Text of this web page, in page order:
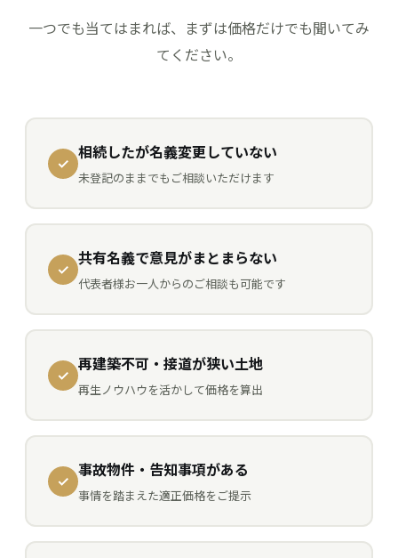
一つでも当てはまれば、まずは価格だけでも聞いてみ
てください。
相続したが名義変更していない
未登記のままでもご相談いただけます
共有名義で意見がまとまらない
代表者様お一人からのご相談も可能です
再建築不可・接道が狭い土地
再生ノウハウを活かして価格を算出
事故物件・告知事項がある
事情を踏まえた適正価格をご提示